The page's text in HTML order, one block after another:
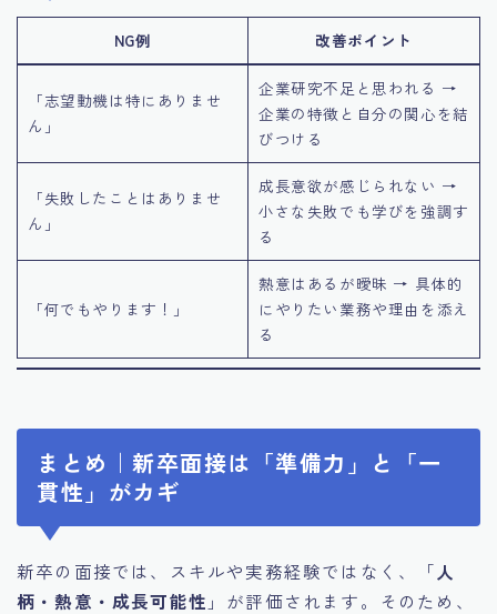
NG例 改善ポイント
「志望動機は特にありませ
ん」
企業研究不足と思われる →
企業の特徴と自分の関心を結
びつける
「失敗したことはありませ
ん」
成長意欲が感じられない →
小さな失敗でも学びを強調す
る
「何でもやります！」
熱意はあるが曖昧 → 具体的
にやりたい業務や理由を添え
る
まとめ｜新卒面接は「準備力」と「一
貫性」がカギ
新卒の面接では、スキルや実務経験ではなく、「 人
柄・熱意・成長可能性 」が評価されます。そのため、